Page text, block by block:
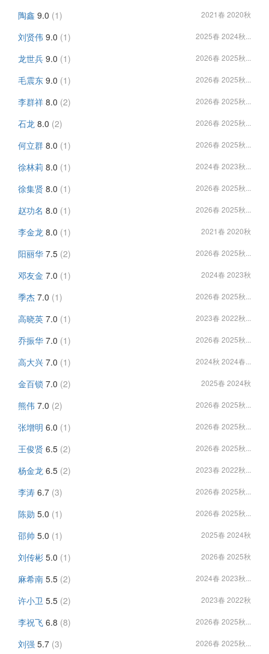
陶鑫 9.0 (1) 2021春 2020秋
刘贤伟 9.0 (1) 2025春 2024秋...
龙世兵 9.0 (1) 2026春 2025秋...
毛震东 9.0 (1) 2026春 2025秋...
李群祥 8.0 (2) 2026春 2025秋...
石龙 8.0 (2) 2026春 2025秋...
何立群 8.0 (1) 2026春 2025秋...
徐林莉 8.0 (1) 2024春 2023秋...
徐集贤 8.0 (1) 2026春 2025秋...
赵功名 8.0 (1) 2026春 2025秋...
李金龙 8.0 (1) 2021春 2020秋
阳丽华 7.5 (2) 2026春 2025秋...
邓友金 7.0 (1) 2024春 2023秋
季杰 7.0 (1) 2026春 2025秋...
高晓英 7.0 (1) 2023春 2022秋...
乔振华 7.0 (1) 2026春 2025秋...
高大兴 7.0 (1) 2024秋 2024春...
金百锁 7.0 (2) 2025春 2024秋
熊伟 7.0 (2) 2026春 2025秋...
张增明 6.0 (1) 2026春 2025秋...
王俊贤 6.5 (2) 2026春 2025秋...
杨金龙 6.5 (2) 2023春 2022秋...
李涛 6.7 (3) 2026春 2025秋...
陈勋 5.0 (1) 2026春 2025秋...
邵帅 5.0 (1) 2025春 2024秋
刘传彬 5.0 (1) 2026春 2025秋
麻希南 5.5 (2) 2024春 2023秋...
许小卫 5.5 (2) 2023春 2022秋
李祝飞 6.8 (8) 2026春 2025秋...
刘强 5.7 (3) 2026春 2025秋...